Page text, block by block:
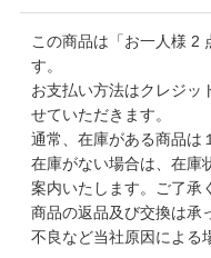
この商品は「お一人様 2
す。
お支払い方法はクレジッ
せていただきます。
通常、在庫がある商品は
在庫がない場合は、在庫
案内いたします。ご了承
商品の返品及び交換は承
不良など当社原因による